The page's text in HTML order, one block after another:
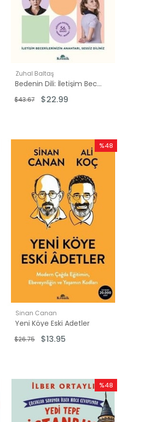
Zuhal Baltaş
Bedenin Dili: İletişim Becerilerinizin Anahtarı Sessiz Diliniz
$22.99
$43.67
Sinan Canan
Yeni Köye Eski Adetler
$13.95
$26.75
%48
İndirim
%48İndirim
%48
İndirim
%48İndirim